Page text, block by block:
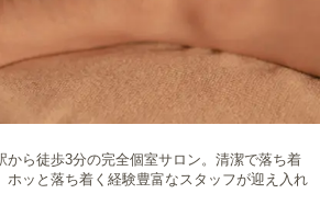
から徒歩3分の完全個室サロン。清潔で落ち着
ホッと落ち着く経験豊富なスタッフが迎え入れ